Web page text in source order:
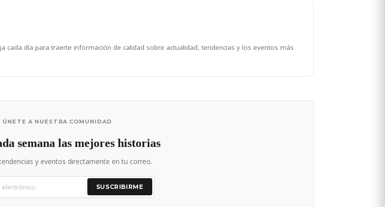
cada día para traerte información de calidad sobre actualidad, tendencias y los eventos más
ÚNETE A NUESTRA COMUNIDAD
semana las mejores historias
y eventos directamente en tu correo.
SUSCRIBIRME